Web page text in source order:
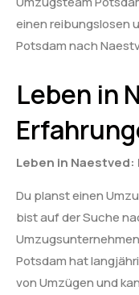
einen reibungslosen
Potsdam nach
Leben in
Leben in
Du planst einen
bist auf der Suche
Potsdam hat
von Umzügen und